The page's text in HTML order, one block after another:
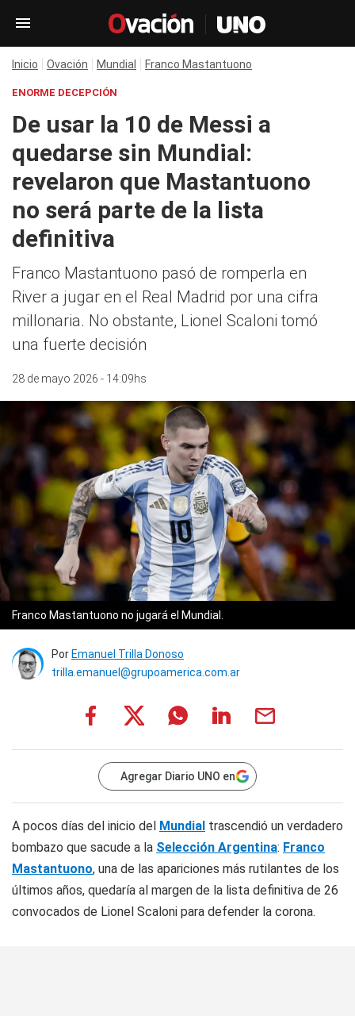
Inicio Ovación Mundial Franco Mastantuono
ENORME DECEPCIÓN
De usar la 10 de Messi a
quedarse sin Mundial:
revelaron que Mastantuono
no será parte de la lista
definitiva
Franco Mastantuono pasó de romperla en
River a jugar en el Real Madrid por una cifra
millonaria. No obstante, Lionel Scaloni tomó
una fuerte decisión
28 de mayo 2026 - 14:09hs
Franco Mastantuono no jugará el Mundial.
Por Emanuel Trilla Donoso
trilla.emanuel@grupoamerica.com.ar
Agregar Diario UNO en
A pocos días del inicio del Mundial trascendió un verdadero
bombazo que sacude a la Selección Argentina: Franco
Mastantuono, una de las apariciones más rutilantes de los
últimos años, quedaría al margen de la lista definitiva de 26
convocados de Lionel Scaloni para defender la corona.